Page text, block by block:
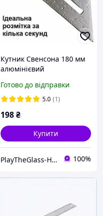
Кутник Свенсона 180 мм
алюмінієвий
косинець Speed Square
для розмітки та різання
Готово до відправки
5.0 (1)
198₴
Купити
PlayTheGlass-Home 100%